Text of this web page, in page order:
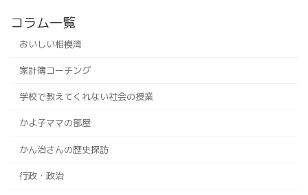
コラム一覧
おいしい相模湾
家計簿コーチング
学校で教えてくれない社会の授業
かよ子ママの部屋
かん治さんの歴史探訪
行政・政治